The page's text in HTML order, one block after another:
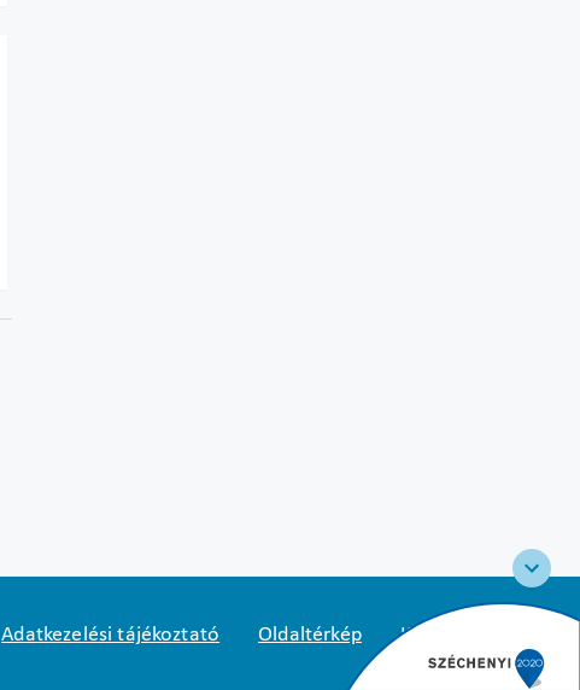
Adatkezelési tájékoztató Oldaltérkép Közadatkereső